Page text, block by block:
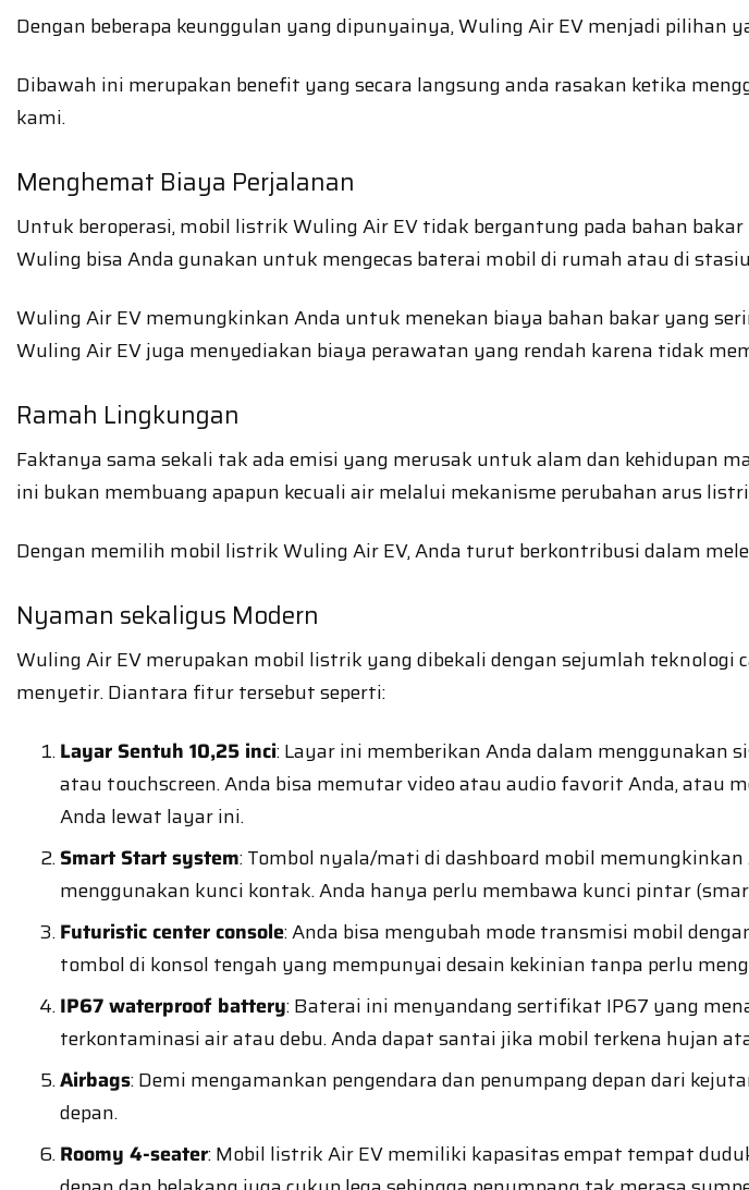
Dengan beberapa keunggulan yang dipunyainya, Wuling Air EV menjadi pilihan
Dibawah ini merupakan benefit yang secara langsung anda rasakan ketika
kami.
Menghemat Biaya Perjalanan
Untuk beroperasi, mobil listrik Wuling Air EV tidak bergantung pada bahan
Wuling bisa Anda gunakan untuk mengecas baterai mobil di rumah atau di
Wuling Air EV memungkinkan Anda untuk menekan biaya bahan bakar yang
Wuling Air EV juga menyediakan biaya perawatan yang rendah karena tidak
Ramah Lingkungan
Faktanya sama sekali tak ada emisi yang merusak untuk alam dan kehidupan
ini bukan membuang apapun kecuali air melalui mekanisme perubahan arus
Dengan memilih mobil listrik Wuling Air EV, Anda turut berkontribusi dalam
Nyaman sekaligus Modern
Wuling Air EV merupakan mobil listrik yang dibekali dengan sejumlah
menyetir. Diantara fitur tersebut seperti:
Layar Sentuh 10,25 inci: Layar ini memberikan Anda dalam menggunakan
atau touchscreen. Anda bisa memutar video atau audio favorit Anda, atau
Anda lewat layar ini.
Smart Start system: Tombol nyala/mati di dashboard mobil
menggunakan kunci kontak. Anda hanya perlu membawa kunci pintar
Futuristic center console: Anda bisa mengubah mode transmisi mobil
tombol di konsol tengah yang mempunyai desain kekinian tanpa perlu
IP67 waterproof battery: Baterai ini menyandang sertifikat IP67 yang
terkontaminasi air atau debu. Anda dapat santai jika mobil terkena hujan
Airbags: Demi mengamankan pengendara dan penumpang depan dari
depan.
Roomy 4-seater: Mobil listrik Air EV memiliki kapasitas empat tempat